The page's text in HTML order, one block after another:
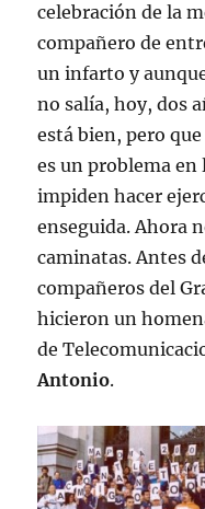
celebración de la
compañero de
un infarto y
no salía, hoy, dos
está bien, pero
es un problema en
impiden hacer
enseguida. Ahora
caminatas. Antes
compañeros del
hicieron un
de
Antonio.